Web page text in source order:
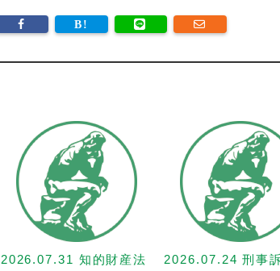
2026.07.31 知的財産法
2026.07.24 刑事